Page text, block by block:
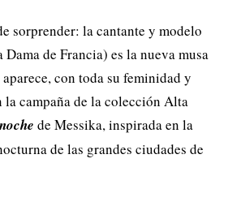
sorprender: la cantante y modelo
de Francia) es la nueva musa
con toda su feminidad y
la campaña de la colección Alta
de Messika, inspirada en la
de las grandes ciudades de